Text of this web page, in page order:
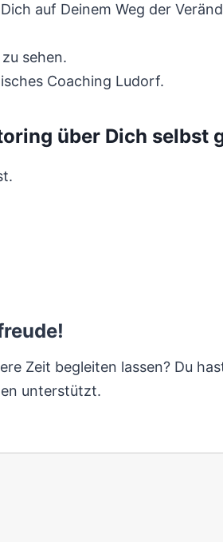
auf Deinem Weg der
sehen.
Coaching Ludorf.
über Dich selbst
Zeit begleiten lassen? Du
unterstützt.